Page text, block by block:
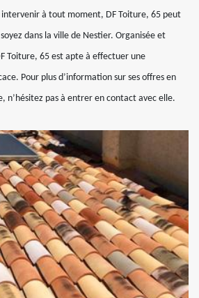
à tout moment, DF Toiture, 65 peut
dans la ville de Nestier. Organisée et
Toiture, 65 est apte à effectuer une
Pour plus d’information sur ses offres en
n’hésitez pas à entrer en contact avec elle.